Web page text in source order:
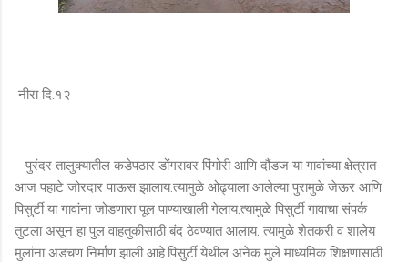
नीरा दि.१२
पुरंदर तालुक्यातील कडेपठार डोंगरावर पिंगोरी आणि दौंडज या गावांच्या क्षेत्रात
आज पहाटे जोरदार पाऊस झालाय.त्यामुळे ओढ्याला आलेल्या पुरामुळे जेऊर आणि
पिसुर्टी या गावांना जोडणारा पूल पाण्याखाली गेलाय.त्यामुळे पिसुर्टी गावाचा संपर्क
तुटला असून हा पुल वाहतुकीसाठी बंद ठेवण्यात आलाय. त्यामुळे शेतकरी व शालेय
मुलांना अडचण निर्माण झाली आहे.पिसुर्टी येथील अनेक मुले माध्यमिक शिक्षणासाठी